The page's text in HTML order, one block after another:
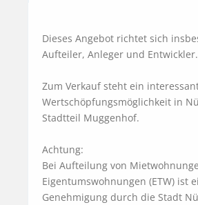
Dieses Angebot richtet sich
Aufteiler, Anleger und Entwickler.
Zum Verkauf steht ein
Wertschöpfungsmöglichkeit in
Stadtteil Muggenhof.
Achtung:
Bei Aufteilung von
Eigentumswohnungen (ETW) ist
Genehmigung durch die Stadt